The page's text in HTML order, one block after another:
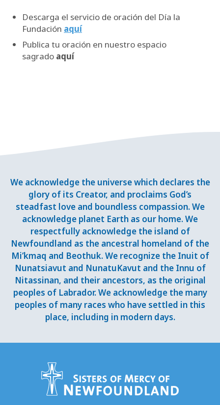
Descarga el servicio de oración del Día la
Fundación aquí
Publica tu oración en nuestro espacio
sagrado aquí
We acknowledge the universe which declares the
glory of its Creator, and proclaims God’s
steadfast love and boundless compassion. We
acknowledge planet Earth as our home. We
respectfully acknowledge the island of
Newfoundland as the ancestral homeland of the
Mi’kmaq and Beothuk. We recognize the Inuit of
Nunatsiavut and NunatuKavut and the Innu of
Nitassinan, and their ancestors, as the original
peoples of Labrador. We acknowledge the many
peoples of many races who have settled in this
place, including in modern days.